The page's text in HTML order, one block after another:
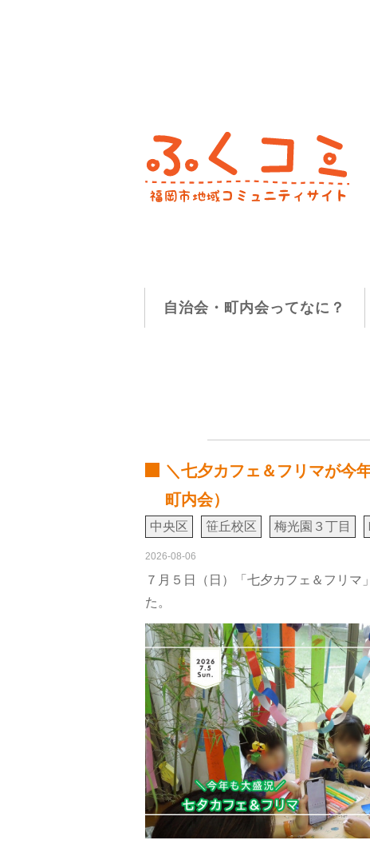
自治会・町内会ってなに？
＼七夕カフェ＆フリマが今
町内会）
中央区 笹丘校区 梅光園３丁目
2026-08-06
７月５日（日）「七夕カフェ＆フリ
た。